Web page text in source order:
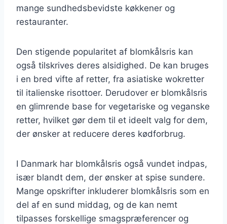
mange sundhedsbevidste køkkener og
restauranter.
Den stigende popularitet af blomkålsris kan
også tilskrives deres alsidighed. De kan bruges
i en bred vifte af retter, fra asiatiske wokretter
til italienske risottoer. Derudover er blomkålsris
en glimrende base for vegetariske og veganske
retter, hvilket gør dem til et ideelt valg for dem,
der ønsker at reducere deres kødforbrug.
I Danmark har blomkålsris også vundet indpas,
især blandt dem, der ønsker at spise sundere.
Mange opskrifter inkluderer blomkålsris som en
del af en sund middag, og de kan nemt
tilpasses forskellige smagspræferencer og